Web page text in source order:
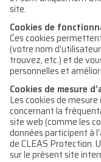
site.
Cookies de
Ces cookies
(votre nom
trouvez, etc.) et de
personnelles et
Cookies de mesure
Les cookies de
concernant la
site web (comme les
données participent à
de CLEAS Protection.
sur le présent site